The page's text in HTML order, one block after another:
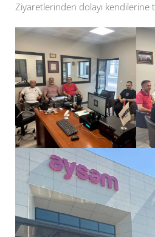
Ziyaretlerinden dolayı kendilerine